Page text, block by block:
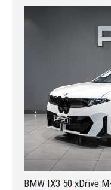
BMW IX3 50 xDrive